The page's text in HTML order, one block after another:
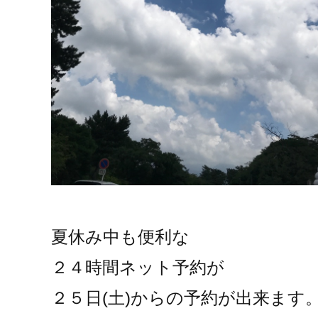
夏休み中も便利な
２４時間ネット予約が
２５日(土)からの予約が出来ます